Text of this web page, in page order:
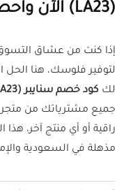
(LA23) الآن واحصل على 10% خصم
إذا كنت من عشاق
لتوفير فلوسك، هنا الحل
لك كود خصم سنايبر (LA23)
جميع مشترياتك من متجر
راقية أو أي منتج آخر،
مذهلة في السعودية